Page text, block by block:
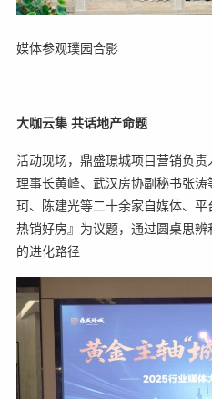
媒体参观璞园合影
大咖云集 共话地产命题
活动现场，鼎盛璟城项目营销负
理事长黄峰、武汉房协副秘书张
珂、陈建光等二十余家自媒体、
热销好房』为议题，通过圆桌思
的进化路径